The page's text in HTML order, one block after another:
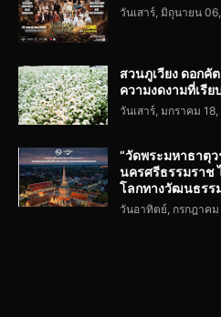
วันเสาร์, มิถุนายน
สวนภูเวียง ดอกคั
ความงดงามที่เรี
วันเสาร์, มกราคม
“วัดพระมหาธาตุ
นครศรีธรรมราช
โลกทางวัฒนธรร
วันอาทิตย์, กรกฎาคม